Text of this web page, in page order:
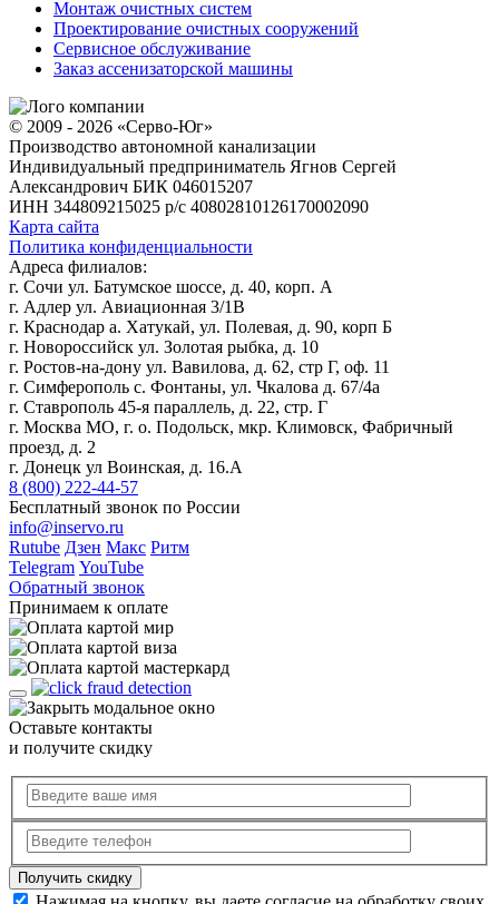
Монтаж очистных систем
Проектирование очистных сооружений
Сервисное обслуживание
Заказ ассенизаторской машины
© 2009 - 2026 «Серво-Юг»
Производство автономной канализации
Индивидуальный предприниматель Ягнов Сергей
Александрович БИК 046015207
ИНН 344809215025 р/с 40802810126170002090
Карта сайта
Политика конфиденциальности
Адреса филиалов:
г. Сочи ул. Батумское шоссе, д. 40, корп. А
г. Адлер ул. Авиационная 3/1В
г. Краснодар а. Хатукай, ул. Полевая, д. 90, корп Б
г. Новороссийск ул. Золотая рыбка, д. 10
г. Ростов-на-дону ул. Вавилова, д. 62, стр Г, оф. 11
г. Симферополь с. Фонтаны, ул. Чкалова д. 67/4а
г. Ставрополь 45-я параллель, д. 22, стр. Г
г. Москва МО, г. о. Подольск, мкр. Климовск, Фабричный
проезд, д. 2
г. Донецк ул Воинская, д. 16.А
8 (800) 222-44-57
Бесплатный звонок по России
info@inservo.ru
Rutube Дзен Макс Ритм
Telegram YouTube
Обратный звонок
Принимаем к оплате
Оставьте контакты
и получите скидку